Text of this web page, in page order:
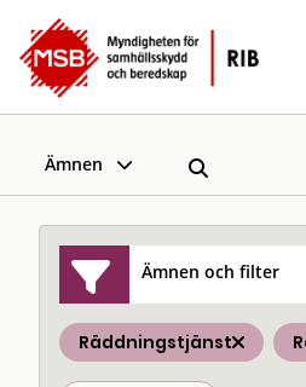
Ämnen
Ämnen och filter
Räddningstjänst